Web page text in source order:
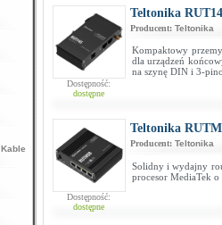
Kable
Dostępność:
dostępne
Teltonika
Producent: Teltonika
Kompaktowy
dla urządzeń
na szynę DIN i 3-
Dostępność:
dostępne
Teltonika
Producent: Teltonika
Solidny i wydajny
procesor MediaTek